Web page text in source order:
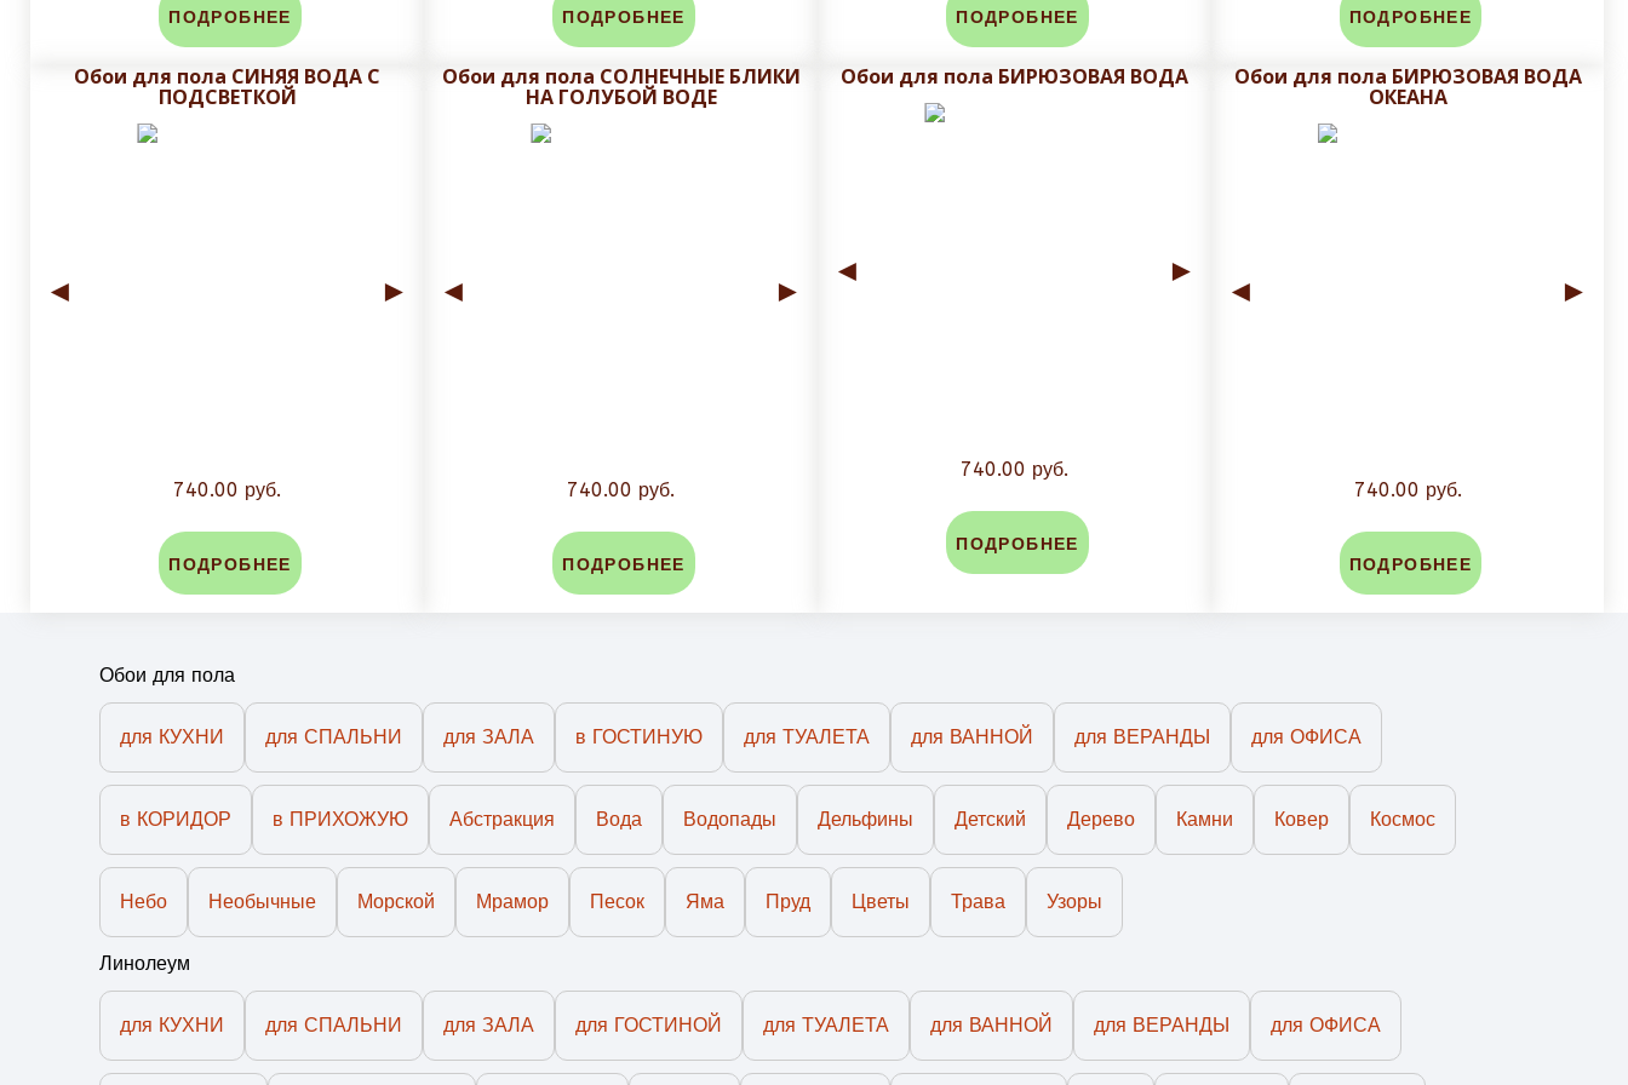
Срок исполнения заказа от
дней, в зависимости от объема заказа срок может быть увеличен;
До изготовления, на почту заказчика высылаем макет на утверждения с учетом меж плиточного шва.
Стоимость доставки зависит от массы и объема заказа. Задайте вопрос в чат сайта и мы посчитаем стоимость и сроки доставки!
ПОДРОБНЕЕ ПОДРОБНЕЕ ПОДРОБНЕЕ ПОДРОБНЕЕ
Обои для пола СИНЯЯ ВОДА С
ПОДСВЕТКОЙ
◄ ►
740.00 руб.
ПОДРОБНЕЕ
Обои для пола СОЛНЕЧНЫЕ БЛИКИ
НА ГОЛУБОЙ ВОДЕ
◄ ►
740.00 руб.
ПОДРОБНЕЕ
Обои для пола БИРЮЗОВАЯ ВОДА
◄ ►
740.00 руб.
ПОДРОБНЕЕ
Обои для пола БИРЮЗОВАЯ ВОДА
ОКЕАНА
◄ ►
740.00 руб.
ПОДРОБНЕЕ
Обои для пола
для КУХНИ для СПАЛЬНИ для ЗАЛА в ГОСТИНУЮ для ТУАЛЕТА для ВАННОЙ для ВЕРАНДЫ для ОФИСА
в КОРИДОР в ПРИХОЖУЮ Абстракция Вода Водопады Дельфины Детский Дерево Камни Ковер Космос
Небо Необычные Морской Мрамор Песок Яма Пруд Цветы Трава Узоры
Линолеум
для КУХНИ для СПАЛЬНИ для ЗАЛА для ГОСТИНОЙ для ТУАЛЕТА для ВАННОЙ для ВЕРАНДЫ для ОФИСА